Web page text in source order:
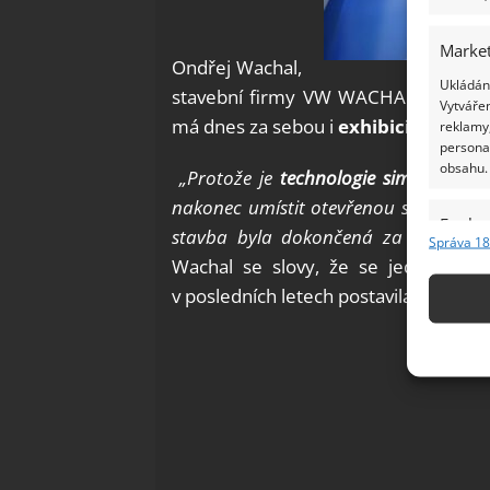
obsahu.
Funkce
Správa
Ondřej Wachal,
stavební firmy VW WACHAL, která
má dnes za sebou i exhibici mistrů
„Protože jetechnologie simulující vlny
nakonec umístit otevřenou střechou.
stavba byla dokončená za pouhých
Wachal se slovy, že se jednalo o
v posledních letech postavila.